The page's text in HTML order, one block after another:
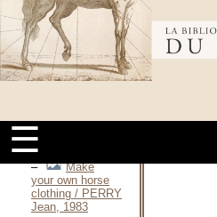
cheval
☰
MICHAL, 1858
D’une
nouvelle Bride-
sans-
Mors / PERRARE-
MICHAL, 1858
Bride-sans-
Mors / PERRARE-
MICHAL, 1858
Make
your own horse
clothing / PERRY
Jean, 1983